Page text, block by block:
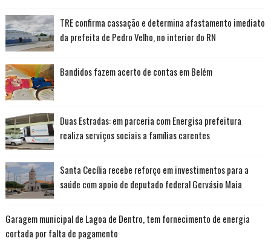
TRE confirma cassação e determina afastamento imediato
da prefeita de Pedro Velho, no interior do RN
Bandidos fazem acerto de contas em Belém
Duas Estradas: em parceria com Energisa prefeitura
realiza serviços sociais a famílias carentes
Santa Cecília recebe reforço em investimentos para a
saúde com apoio de deputado federal Gervásio Maia
Garagem municipal de Lagoa de Dentro, tem fornecimento de energia
cortada por falta de pagamento